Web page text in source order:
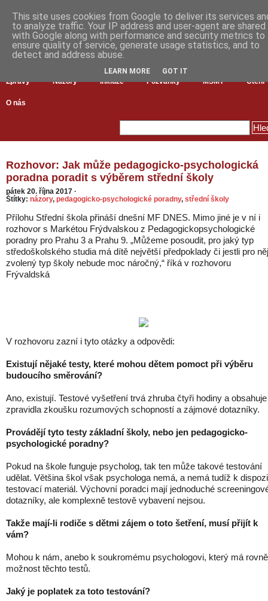
Zprávy Názory Inkluze Pozvánky MŠMT Čtení
O nás
Rozhovor: Jak může pedagogicko-psychologická
poradna poradit s výběrem střední školy
pátek 20. října 2017 ·
Štítky: názory, pedagogicko-psychologické poradny, střední školy
Přílohu Střední škola přináší dnešní MF DNES. Mimo jiné je v ní i
rozhovor s Markétou Frýdvalskou z Pedagogickopsychologické
poradny pro Prahu 3 a Prahu 9. „Můžeme posoudit, pro jaký typ
středoškolského studia má dítě největší předpoklady či jestli pro něj
zvolený typ školy nebude moc náročný,“ říká v rozhovoru
Frývaldská
V rozhovoru zazní i tyto otázky a odpovědi:
Existují nějaké testy, které mohou dětem pomoct při výběru
budoucího směrování?
Ano, existují. Testové vyšetření trvá zhruba čtyři hodiny a obsahuje
zpravidla zkoušku rozumových schopností a zájmové dotazníky.
Provádějí tyto testy základní školy, nebo jen pedagogicko-
psychologické poradny?
Pokud na škole funguje psycholog, tak ten může takové testování
udělat. Většina škol však psychologa nemá, a nemá tudíž k
testovací materiál. Výchovní poradci mají jednoduché
dotazníky, ale komplexně testově vybavení nejsou.
Takže mají-li rodiče s dětmi zájem o toto šetření, musí přijít k
vám?
Mohou k nám, anebo k soukromému psychologovi, který má
možnost těchto testů.
Jaký je poplatek za toto testování?
This site uses cookies from Google to deliver its services
to analyze traffic. Your IP address and user-agent are shared
with Google along with performance and security metrics to
ensure quality of service, generate usage statistics, and to
detect and address abuse.
LEARN MORE GOT IT